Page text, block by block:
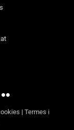
| Termes i